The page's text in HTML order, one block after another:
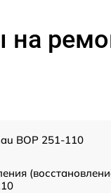
BOP 251-110